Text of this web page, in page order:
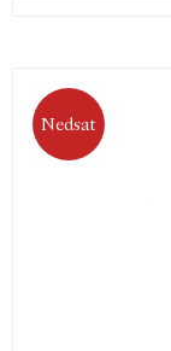
Nedsat